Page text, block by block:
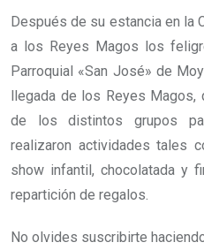
Después de su estancia en la
a los Reyes Magos los
Parroquial «San José» de
llegada de los Reyes Magos,
de los distintos grupos
realizaron actividades tales
show infantil, chocolatada y
repartición de regalos.
No olvides suscribirte